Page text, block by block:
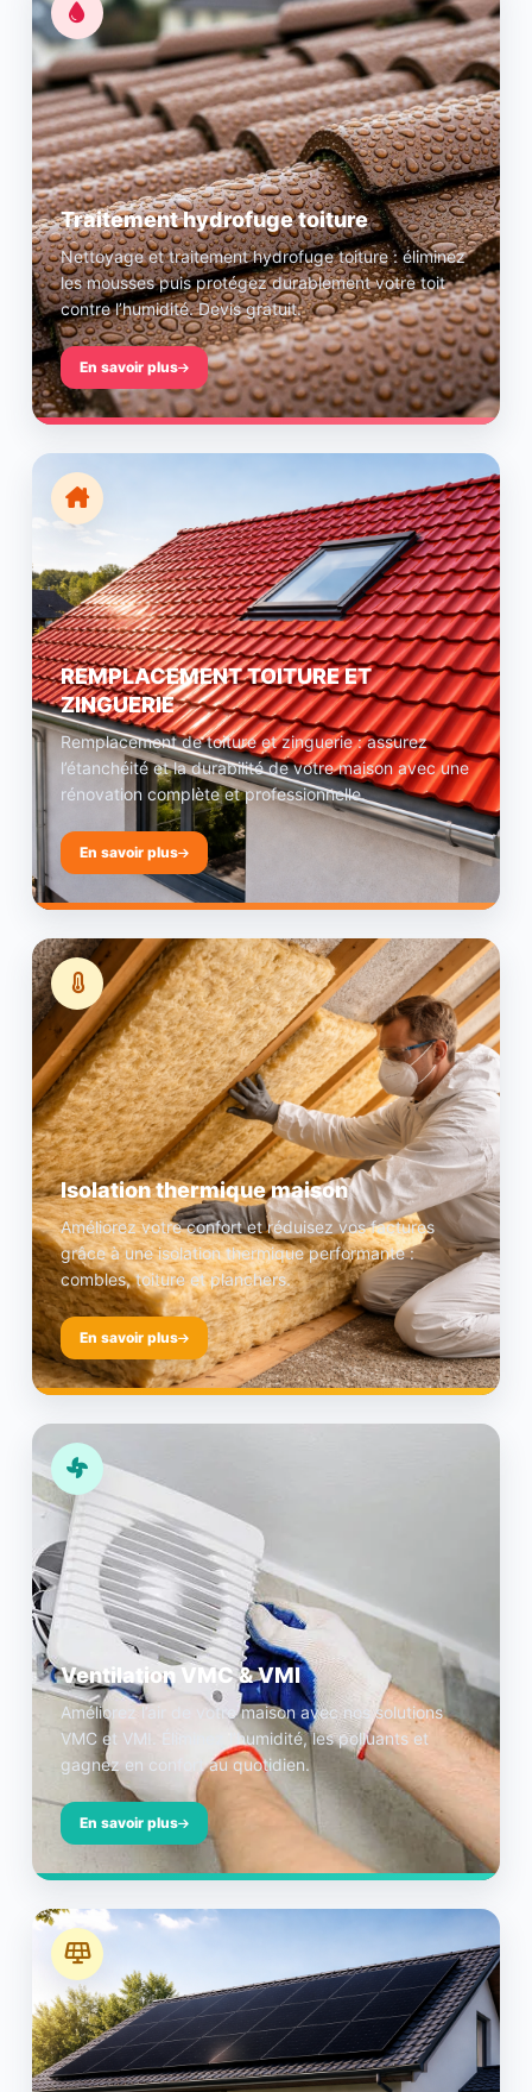
Traitement hydrofuge toiture
Nettoyage et traitement hydrofuge toiture : éliminez
les mousses puis protégez durablement votre toit
contre l’humidité. Devis gratuit.
En savoir plus
REMPLACEMENT TOITURE ET
ZINGUERIE
Remplacement de toiture et zinguerie : assurez
l’étanchéité et la durabilité de votre maison avec une
rénovation complète et professionnelle.
En savoir plus
Isolation thermique maison
Améliorez votre confort et réduisez vos factures
grâce à une isolation thermique performante :
combles, toiture et planchers.
En savoir plus
Ventilation VMC & VMI
Améliorez l’air de votre maison avec nos solutions
VMC et VMI. Éliminez l’humidité, les polluants et
gagnez en confort au quotidien.
En savoir plus